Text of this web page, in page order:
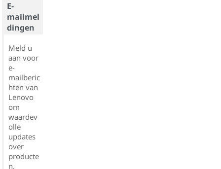
E-
mailmel
dingen
Meld u
aan voor
e-
mailberic
hten van
Lenovo
om
waardev
olle
updates
over
producte
n,